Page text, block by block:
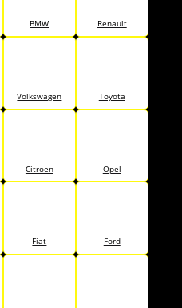
BMW Renault
Volkswagen Toyota
Citroen Opel
Fiat Ford